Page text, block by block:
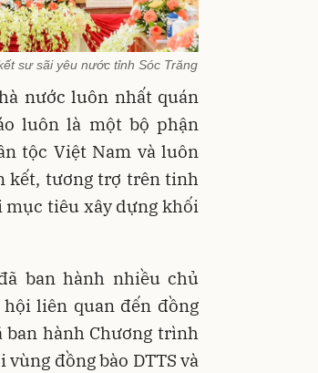
sư sãi yêu nước tỉnh Sóc Trăng
nước luôn nhất quán
luôn là một bộ phận
tộc Việt Nam và luôn
kết, tương trợ trên tinh
tiêu xây dựng khối
ban hành nhiều chủ
liên quan đến đồng
ban hành Chương trình
đồng bào DTTS và